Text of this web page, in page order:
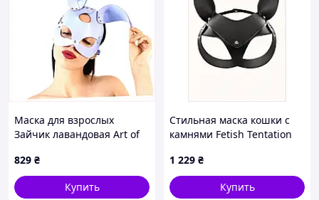
Маска для взрослых
Зайчик лавандовая Art of
829 ₴
Купить
Стильная маска кошки с
камнями Fetish Tentation
1 229 ₴
Купить